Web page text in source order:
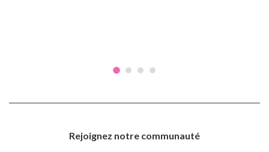
Rejoignez notre communauté